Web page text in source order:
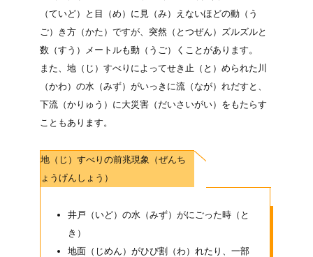
（ていど）
と目 （め） に見 （み） えないほどの動 （う
ご）
き方 （かた） ですが、突然 （とつぜん） ズルズルと
数 （すう） メートルも動 （うご）
くことがあります。
また、地 （じ） すべりによってせき止 （と） められた川
（かわ） の水 （みず） がいっきに流 （なが） れだすと、
下流 （かりゅう） に大災害 （だいさいがい） をもたらす
こともあります。
地 （じ） すべりの前兆現象 （ぜんち
ょうげんしょう）
井戸 （いど） の水 （みず） がにごった時 （と
き）
地面 （じめん） がひび割 （わ） れたり、一部